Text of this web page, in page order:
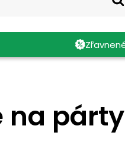
na